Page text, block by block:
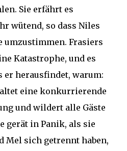
Sie erfährt es
wütend, so dass Niles
umzustimmen. Frasiers
Katastrophe, und es
er herausfindet, warum:
eine konkurrierende
und wildert alle Gäste
gerät in Panik, als sie
Mel sich getrennt haben,